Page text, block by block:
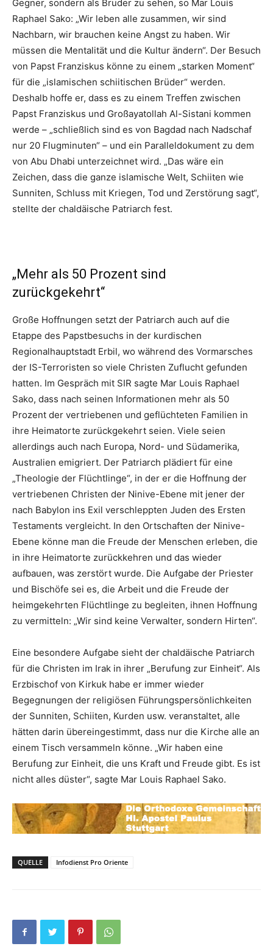
Gegner, sondern als Bruder zu sehen, so Mar Louis
Raphael Sako: „Wir leben alle zusammen, wir sind
Nachbarn, wir brauchen keine Angst zu haben. Wir
müssen die Mentalität und die Kultur ändern“. Der Besuch
von Papst Franziskus könne zu einem „starken Moment“
für die „islamischen schiitischen Brüder“ werden.
Deshalb hoffe er, dass es zu einem Treffen zwischen
Papst Franziskus und Großayatollah Al-Sistani kommen
werde – „schließlich sind es von Bagdad nach Nadschaf
nur 20 Flugminuten“ – und ein Paralleldokument zu dem
von Abu Dhabi unterzeichnet wird. „Das wäre ein
Zeichen, dass die ganze islamische Welt, Schiiten wie
Sunniten, Schluss mit Kriegen, Tod und Zerstörung sagt“,
stellte der chaldäische Patriarch fest.
„Mehr als 50 Prozent sind
zurückgekehrt“
Große Hoffnungen setzt der Patriarch auch auf die
Etappe des Papstbesuchs in der kurdischen
Regionalhauptstadt Erbil, wo während des Vormarsches
der IS-Terroristen so viele Christen Zuflucht gefunden
hatten. Im Gespräch mit SIR sagte Mar Louis Raphael
Sako, dass nach seinen Informationen mehr als 50
Prozent der vertriebenen und geflüchteten Familien in
ihre Heimatorte zurückgekehrt seien. Viele seien
allerdings auch nach Europa, Nord- und Südamerika,
Australien emigriert. Der Patriarch plädiert für eine
„Theologie der Flüchtlinge“, in der er die Hoffnung der
vertriebenen Christen der Ninive-Ebene mit jener der
nach Babylon ins Exil verschleppten Juden des Ersten
Testaments vergleicht. In den Ortschaften der Ninive-
Ebene könne man die Freude der Menschen erleben, die
in ihre Heimatorte zurückkehren und das wieder
aufbauen, was zerstört wurde. Die Aufgabe der Priester
und Bischöfe sei es, die Arbeit und die Freude der
heimgekehrten Flüchtlinge zu begleiten, ihnen Hoffnung
zu vermitteln: „Wir sind keine Verwalter, sondern Hirten“.
Eine besondere Aufgabe sieht der chaldäische Patriarch
für die Christen im Irak in ihrer „Berufung zur Einheit“. Als
Erzbischof von Kirkuk habe er immer wieder
Begegnungen der religiösen Führungspersönlichkeiten
der Sunniten, Schiiten, Kurden usw. veranstaltet, alle
hätten darin übereingestimmt, dass nur die Kirche alle an
einem Tisch versammeln könne. „Wir haben eine
Berufung zur Einheit, die uns Kraft und Freude gibt. Es ist
nicht alles düster“, sagte Mar Louis Raphael Sako.
QUELLE Infodienst Pro Oriente